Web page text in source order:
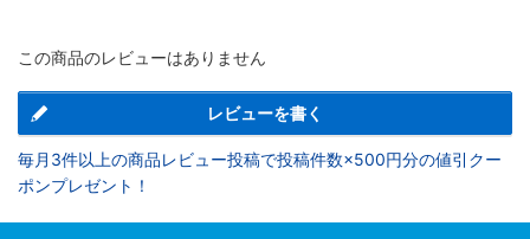
この商品のレビューはありません
レビューを書く
毎月3件以上の商品レビュー投稿で投稿件数×500円分の値引クー
ポンプレゼント！